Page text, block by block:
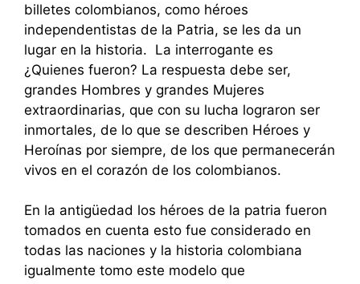
billetes colombianos, como héroes
independentistas de la Patria, se les da un
lugar en la historia. La interrogante es
¿Quienes fueron? La respuesta debe ser,
grandes Hombres y grandes Mujeres
extraordinarias, que con su lucha lograron ser
inmortales, de lo que se describen Héroes y
Heroínas por siempre, de los que permanecerán
vivos en el corazón de los colombianos.
En la antigüedad los héroes de la patria fueron
tomados en cuenta esto fue considerado en
todas las naciones y la historia colombiana
igualmente tomo este modelo que